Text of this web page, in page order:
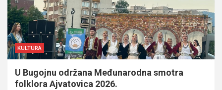
KULTURA
U Bugojnu održana Međunarodna smotra
folklora Ajvatovica 2026.